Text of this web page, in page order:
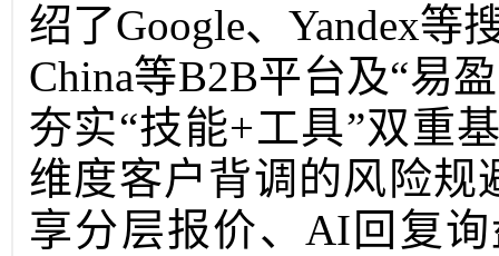
绍了Google、Yandex等
China等B2B平台及“易
夯实“技能+工具”双重
维度客户背调的风险规
享分层报价、AI回复